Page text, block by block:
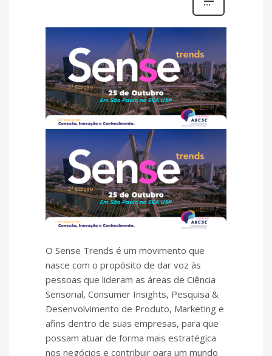
O Sense Trends é um movimento que
nasce com o propósito de dar voz às
pessoas que lideram as áreas de Ciência
Sensorial, Consumer Insights, Pesquisa &
Desenvolvimento de Produto, Marketing e
afins dentro de suas empresas, para que
possam atuar de forma mais estratégica
nos negócios e contribuir para um mundo